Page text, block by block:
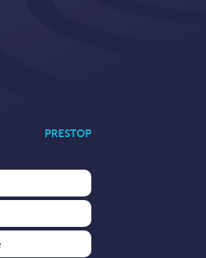
PRESTOP